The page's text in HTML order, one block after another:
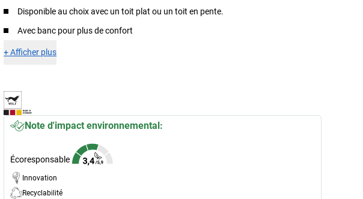
Disponible au choix avec un toit plat ou un toit en pente.
Avec banc pour plus de confort
+Afficher plus
Note d'impact environnemental:
Écoresponsable
Innovation
Recyclabilité